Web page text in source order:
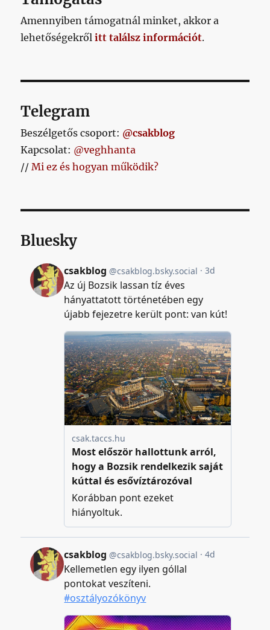
Amennyiben támogatnál minket, akkor a
lehetőségekrőlitt találsz információt.
Telegram
Beszélgetős csoport: @csakblog
Kapcsolat: @veghhanta
//Mi ez és hogyan működik?
Bluesky